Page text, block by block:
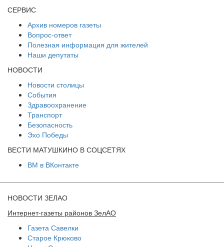
СЕРВИС
Архив номеров газеты
Вопрос-ответ
Полезная информация для жителей
Наши депутаты
НОВОСТИ
Новости столицы
События
Здравоохранение
Транспорт
Безопасность
Эхо Победы
ВЕСТИ МАТУШКИНО В СОЦСЕТЯХ
ВМ в ВКонтакте
НОВОСТИ ЗЕЛАО
Интернет-газеты районов ЗелАО
Газета Савелки
Старое Крюково